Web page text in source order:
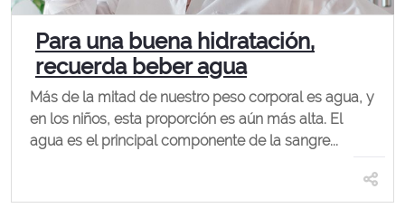
Para una buena hidratación,
recuerda beber agua
Más de la mitad de nuestro peso corporal es agua, y
en los niños, esta proporción es aún más alta. El
agua es el principal componente de la sangre...